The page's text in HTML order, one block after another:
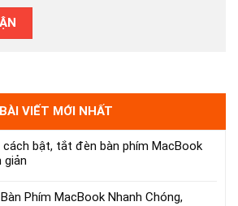
BÀI VIẾT MỚI NHẤT
cách bật, tắt đèn bàn phím MacBook
giản
Phím MacBook Nhanh Chóng,